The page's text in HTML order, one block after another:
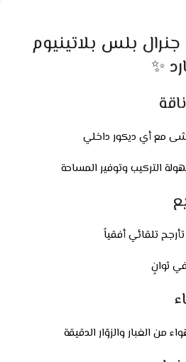
بلس بلاتينيوم
مع أي ديكور داخلي
التركيب وتوفير المساحة
تلقائي أفقياً
ثوانٍ
من الغبار والزوّار الدقيقة